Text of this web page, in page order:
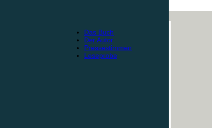
Das Buch
Der Autor
Pressestimmen
Leseprobe